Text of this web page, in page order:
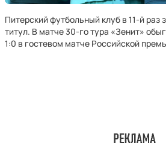
Питерский футбольный клуб в 11-й раз
титул. В матче 30-го тура «Зенит»
1:0 в гостевом матче Российской